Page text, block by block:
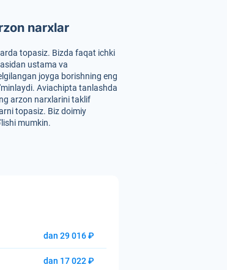
narxlar
topasiz. Bizda faqat ichki
ustama va
joyga borishning eng
Aviachipta tanlashda
arzon narxlarini taklif
topasiz. Biz doimiy
mumkin.
dan 29 016 ₽
dan 17 022 ₽